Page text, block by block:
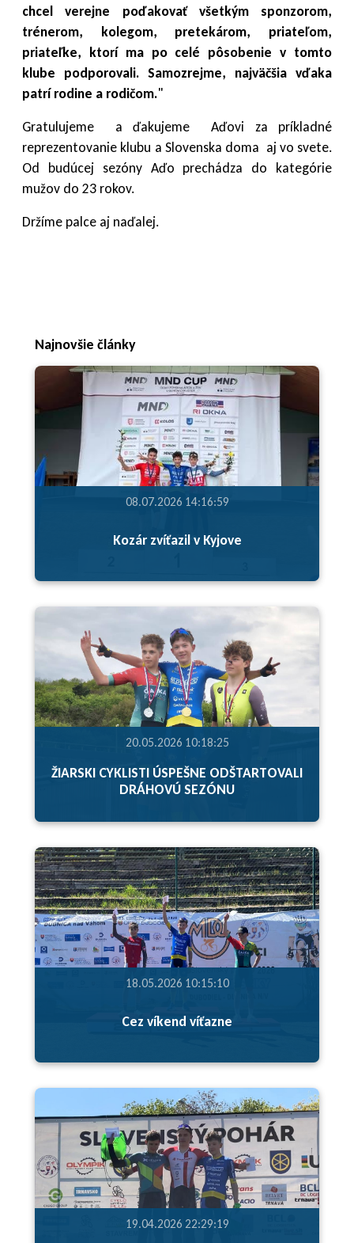
chcel verejne poďakovať všetkým sponzorom,
trénerom, kolegom, pretekárom, priateľom,
priateľke, ktorí ma po celé pôsobenie v tomto
klube podporovali. Samozrejme, najväčšia vďaka
patrí rodine a rodičom."
Gratulujeme a ďakujeme Aďovi za príkladné
reprezentovanie klubu a Slovenska doma aj vo svete.
Od budúcej sezóny Aďo prechádza do kategórie
mužov do 23 rokov.
Držíme palce aj naďalej.
Najnovšie články
08.07.2026 14:16:59
Kozár zvíťazil v Kyjove
20.05.2026 10:18:25
ŽIARSKI CYKLISTI ÚSPEŠNE ODŠTARTOVALI
DRÁHOVÚ SEZÓNU
18.05.2026 10:15:10
Cez víkend víťazne
19.04.2026 22:29:19